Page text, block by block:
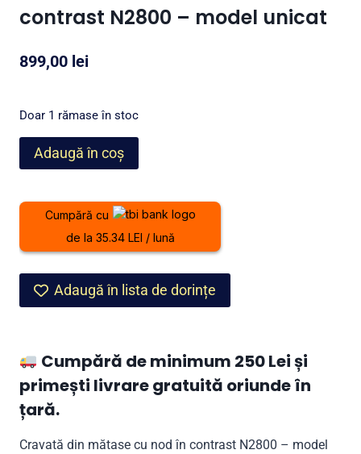
contrast N2800 – model unicat
899,00 lei
Doar 1 rămase în stoc
Cantitate
Cravată
mătase
nod
contrast
N2800
unicat
Adaugă în coș
Cumpără cu
de la 35.34 LEI / lună
Adaugă în lista de dorințe
Cumpără de minimum 250 Lei și
primești livrare gratuită oriunde în
țară.
Cravată din mătase cu nod în contrast N2800 – model